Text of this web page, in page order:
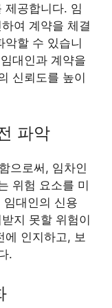
제공합니다. 임
여 계약을 체결
악할 수 있습니
대인과 계약을
신뢰도를 높이
파악
으로써, 임차인
위험 요소를 미
대인의 신용
지 못할 위험이
에 인지하고, 보
.